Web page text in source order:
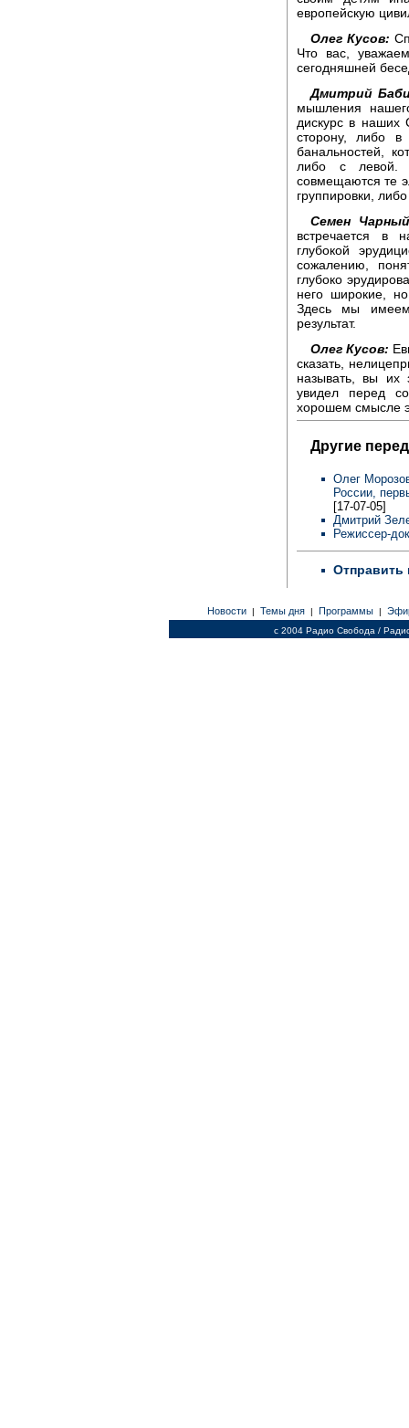
европейскую
Олег Кусов:
Что вас,
сегодняшней
Дмитрий
мышления
дискурс в наших
сторону, либо
банальностей,
либо с левой.
совмещаются те
группировки,
Семен
встречается в
глубокой
сожалению,
глубоко
него широкие,
Здесь мы имеем
результат.
Олег Кусов:
сказать,
называть, вы
увидел перед
хорошем смысле
Другие
Олег
России,
[17-07-05]
Дмитрий
Режиссер-
Отправить
Новости | Темы дня | Программы |
c 2004 Радио Свобода /